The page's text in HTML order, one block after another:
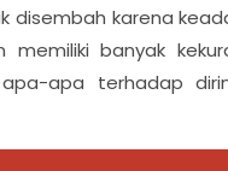
disembah karena
memiliki banyak
apa terhadap